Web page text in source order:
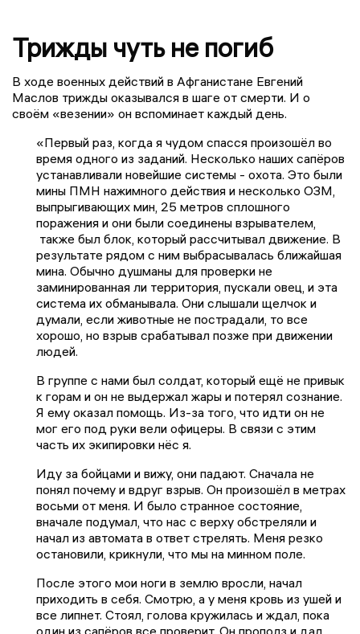
Трижды чуть не погиб
В ходе военных действий в Афганистане Евгений
Маслов трижды оказывался в шаге от смерти. И о
своём «везении» он вспоминает каждый день.
«Первый раз, когда я чудом спасся произошёл во
время одного из заданий. Несколько наших сапёров
устанавливали новейшие системы - охота. Это были
мины ПМН нажимного действия и несколько ОЗМ,
выпрыгивающих мин, 25 метров сплошного
поражения и они были соединены взрывателем,
также был блок, который рассчитывал движение. В
результате рядом с ним выбрасывалась ближайшая
мина. Обычно душманы для проверки не
заминированная ли территория, пускали овец, и эта
система их обманывала. Они слышали щелчок и
думали, если животные не пострадали, то все
хорошо, но взрыв срабатывал позже при движении
людей.
В группе с нами был солдат, который ещё не привык
к горам и он не выдержал жары и потерял сознание.
Я ему оказал помощь. Из-за того, что идти он не
мог его под руки вели офицеры. В связи с этим
часть их экипировки нёс я.
Иду за бойцами и вижу, они падают. Сначала не
понял почему и вдруг взрыв. Он произошёл в метрах
восьми от меня. И было странное состояние,
вначале подумал, что нас с верху обстреляли и
начал из автомата в ответ стрелять. Меня резко
остановили, крикнули, что мы на минном поле.
После этого мои ноги в землю вросли, начал
приходить в себя. Смотрю, а у меня кровь из ушей и
все липнет. Стоял, голова кружилась и ждал, пока